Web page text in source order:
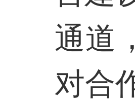
通道
对合